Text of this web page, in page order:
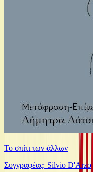
Το σπίτι των άλλων
Συγγραφέας: Silvio D'Arzo